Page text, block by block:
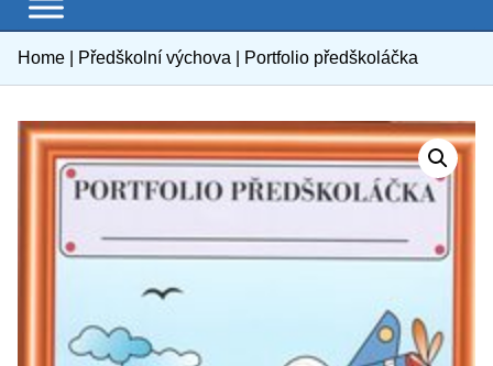
Home Předškolní výchova Portfolio předškoláčka